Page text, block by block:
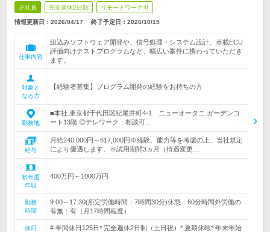
正社員 完全週休2日制 リモートワーク可
情報更新日：2026/04/17 終了予定日： 2026/10/15
仕事内容
組込みソフトウェア開発や、信号処理・システム設計、車載ECU
評価向けテストプログラムなど、幅広い案件に携わっていただき
ます。
対象と
なる方
【経験者募集】プログラム開発の経験をお持ちの方
勤務地
■本社 東京都千代田区紀尾井町4-1 ニューオータニ ガーデンコ
ート13階 ◎テレワーク：相談可…
給与
月給240,000円～617,000円※経験、能力等を考慮の上、当社規定
により優遇します。※試用期間3ヵ月（待遇変更…
初年度
年収
400万円～1000万円
勤務
時間
9:00～17:30(所定労働時間：7時間30分)休憩：60分時間外労働の
有無：有（月17時間程度）
休日
# 年間休日125日* 完全週休2日制（土日祝）* 夏期休暇* 年末年始